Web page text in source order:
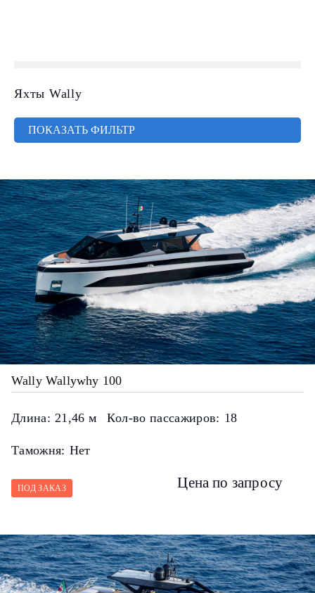
Яхты Wally
ПОКАЗАТЬ ФИЛЬТР
Wally Wallywhy 100
Длина: 21,46 м Кол-во пассажиров: 18
Таможня: Нет
ПОД ЗАКАЗ Цена по запросу